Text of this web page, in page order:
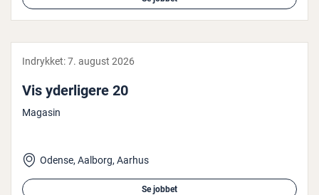
Indrykket:7. august 2026
Vis yder­li­ge­re 20
Magasin
Odense, Aalborg, Aarhus
Se jobbet